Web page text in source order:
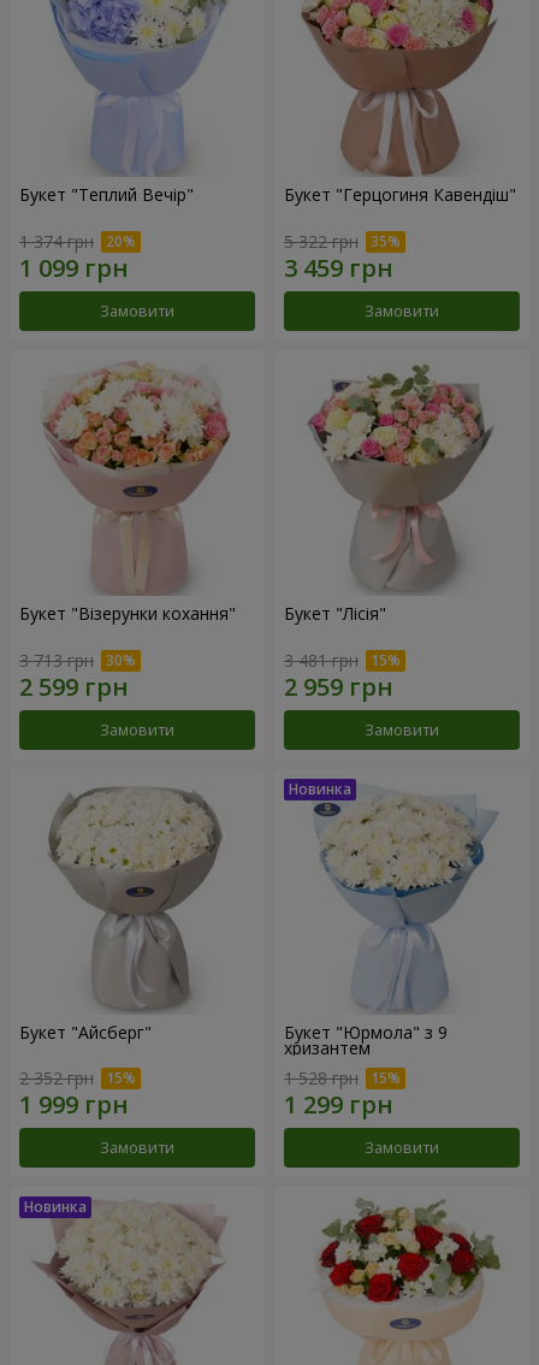
Букет "Теплий Вечір"
1 374 грн
Замовити
Букет "Герцогиня Кавендіш"
5 322 грн
Замовити
Букет "Візерунки кохання"
3 713 грн
Замовити
Букет "Лісія"
3 481 грн
Замовити
Букет "Айсберг"
2 352 грн
Замовити
Букет "Юрмола" з 9
хризантем
1 528 грн
Замовити